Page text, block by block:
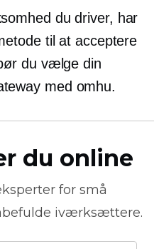
du driver, har
til at acceptere
du vælge din
med omhu.
du online
for små
iværksættere.